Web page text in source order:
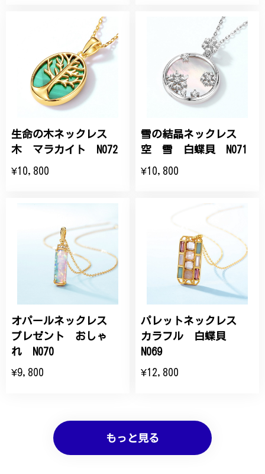
生命の木ネックレス
木 マラカイト N072
¥10,800
雪の結晶ネックレス
空 雪 白蝶貝 N071
¥10,800
オパールネックレス
プレゼント おしゃ
れ N070
¥9,800
パレットネックレス
カラフル 白蝶貝
N069
¥12,800
もっと見る